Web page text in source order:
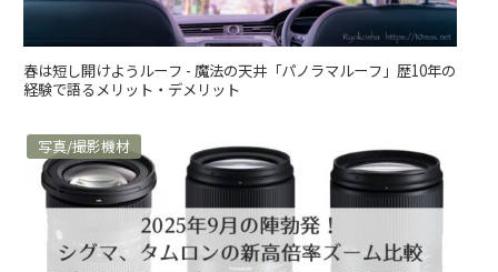
春は短し開けようルーフ - 魔法の天井「パノラマルーフ」歴10年の
経験で語るメリット・デメリット
写真/撮影機材